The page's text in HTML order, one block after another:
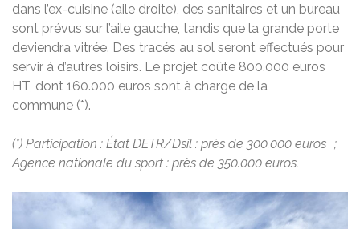
dans l’ex-cuisine (aile droite), des sanitaires et un bureau
sont prévus sur l’aile gauche, tandis que la grande porte
deviendra vitrée. Des tracés au sol seront effectués pour
servir à d’autres loisirs. Le projet coûte 800.000 euros
HT, dont 160.000 euros sont à charge de la
commune (*).
(*) Participation : État DETR/Dsil : près de 300.000 euros ;
Agence nationale du sport : près de 350.000 euros.